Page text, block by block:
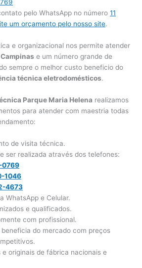
pelo WhatsApp no número11
um orçamento pelo nosso site.
e organizacional nos permite atender
e um número grande de
sempre o melhor custo beneficio do
técnica eletrodomésticos.
Parque Maria Helena realizamos
para atender com maestria todas
de visita técnica.
ser realizada através dos telefones:
0769
1046
4673
WhatsApp e Celular.
e qualificados.
com profissional.
do mercado com preços
e originais de fábrica nacionais e